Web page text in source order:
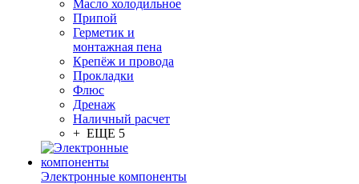
Масло холодильное
Припой
Герметик и
монтажная пена
Крепёж и провода
Прокладки
Флюс
Дренаж
Наличный расчет
+ ЕЩЕ 5
Электронные компоненты